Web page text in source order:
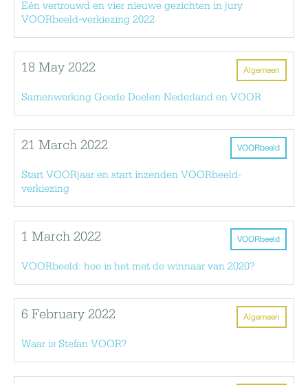
Eén vertrouwd en vier nieuwe gezichten in jury
VOORbeeld-verkiezing 2022
Algemeen
18 May 2022
Samenwerking Goede Doelen Nederland en VOOR
VOORbeeld
21 March 2022
Start VOORjaar en start inzenden VOORbeeld-
verkiezing
VOORbeeld
1 March 2022
VOORbeeld: hoe is het met de winnaar van 2020?
Algemeen
6 February 2022
Waar is Stefan VOOR?